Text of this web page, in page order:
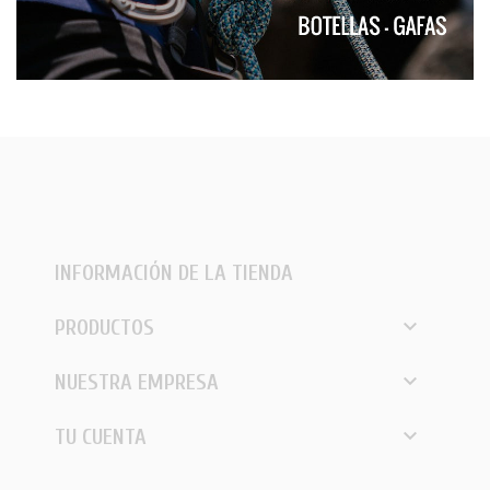
Sujetador deportivo
INFORMACIÓN DE LA TIENDA
PRODUCTOS 
NUESTRA EMPRESA 
TU CUENTA 